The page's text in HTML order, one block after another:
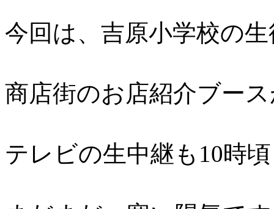
今回は、吉原小学校の
商店街のお店紹介ブー
テレビの生中継も10時